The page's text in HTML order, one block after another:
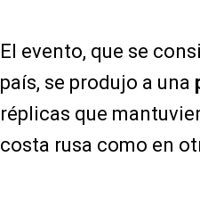
El evento, que se
país, se produjo a una
réplicas que
costa rusa como en